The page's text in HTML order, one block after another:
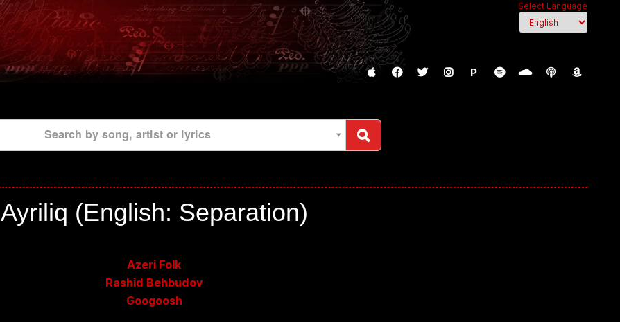
Select Language
P
Search by song, artist or lyrics
Ayriliq (English: Separation)
Azeri Folk
Rashid Behbudov
Googoosh